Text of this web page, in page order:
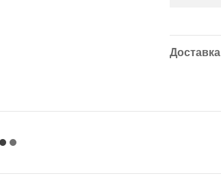
Доставка